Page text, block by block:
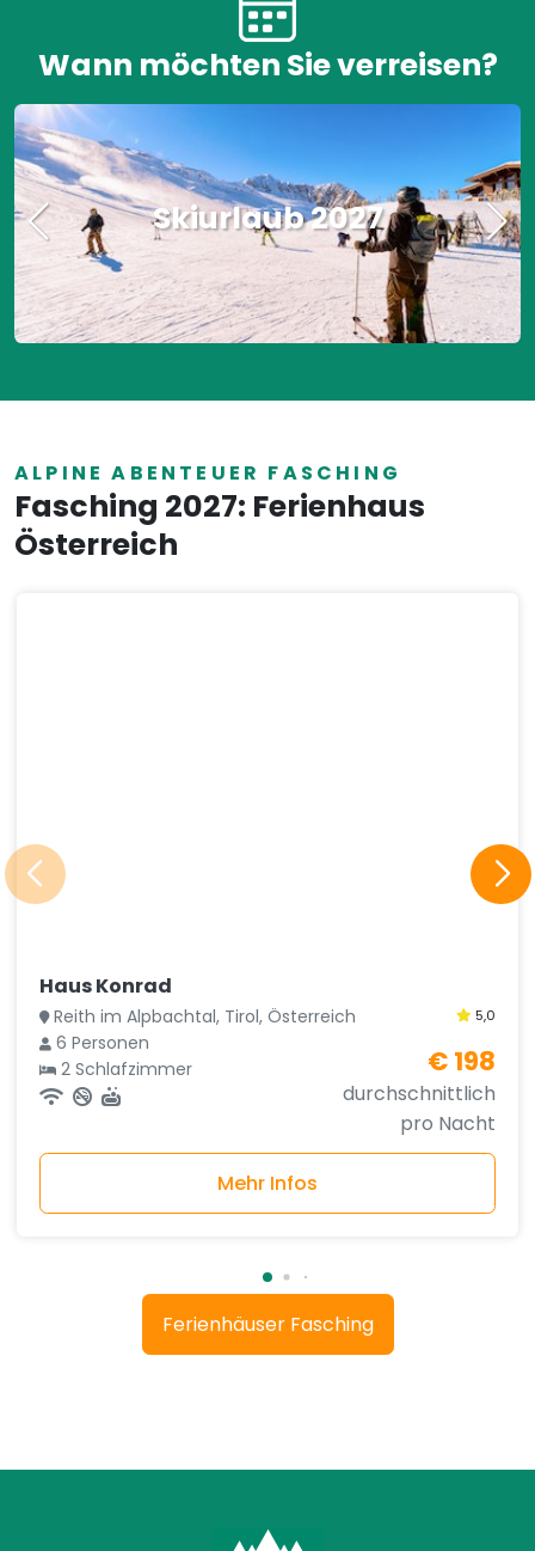
Wann möchten Sie verreisen?
Skiurlaub 2027
ALPINE ABENTEUER FASCHING
Fasching 2027: Ferienhaus
Österreich
Haus Konrad
Reith im Alpbachtal, Tirol, Österreich 5,0
6 Personen
2 Schlafzimmer
€ 198
durchschnittlich
pro Nacht
Mehr Infos
Ferienhäuser Fasching